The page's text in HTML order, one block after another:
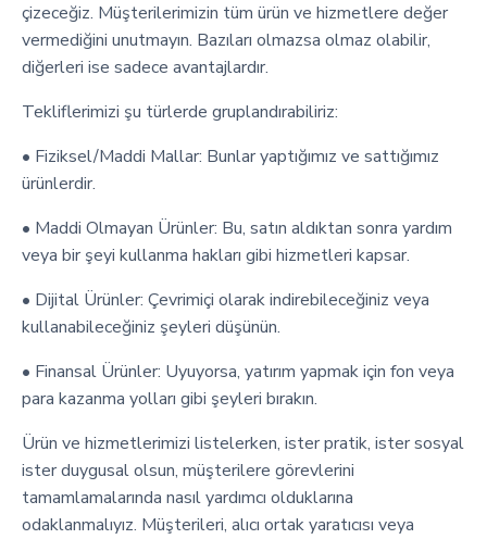
çizeceğiz. Müşterilerimizin tüm ürün ve hizmetlere değer
vermediğini unutmayın. Bazıları olmazsa olmaz olabilir,
diğerleri ise sadece avantajlardır.
Tekliflerimizi şu türlerde gruplandırabiliriz:
• Fiziksel/Maddi Mallar: Bunlar yaptığımız ve sattığımız
ürünlerdir.
• Maddi Olmayan Ürünler: Bu, satın aldıktan sonra yardım
veya bir şeyi kullanma hakları gibi hizmetleri kapsar.
• Dijital Ürünler: Çevrimiçi olarak indirebileceğiniz veya
kullanabileceğiniz şeyleri düşünün.
• Finansal Ürünler: Uyuyorsa, yatırım yapmak için fon veya
para kazanma yolları gibi şeyleri bırakın.
Ürün ve hizmetlerimizi listelerken, ister pratik, ister sosyal
ister duygusal olsun, müşterilere görevlerini
tamamlamalarında nasıl yardımcı olduklarına
odaklanmalıyız. Müşterileri, alıcı ortak yaratıcısı veya